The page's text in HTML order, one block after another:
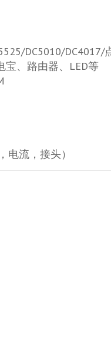
DC5010/DC4017/
宝、路由器、LED等
电流，接头）